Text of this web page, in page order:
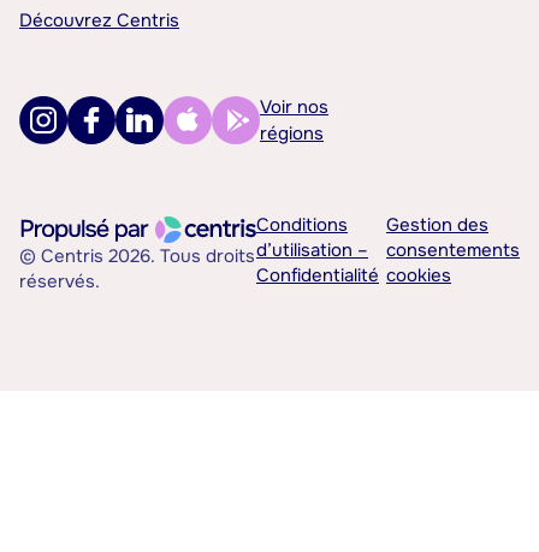
Découvrez Centris
Voir nos
régions
© Centris 2026. Tous droits
réservés.
Conditions
d’utilisation –
Confidentialité
Gestion des
consentements
cookies